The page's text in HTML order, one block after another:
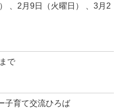
、2月9日（火曜日） 、3月2
で
子育て交流ひろば